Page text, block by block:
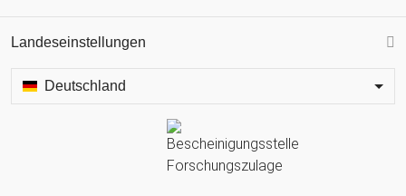
Landeseinstellungen
Deutschland